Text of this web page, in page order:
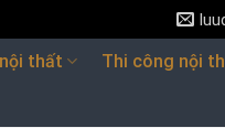
thất Thi công nội